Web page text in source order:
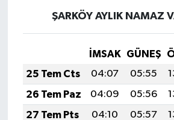
ŞARKÖY AYLIK NAMAZ
İMSAK GÜNEŞ
25 Tem Cts
04:07 05:55
26 Tem Paz
04:09 05:56
27 Tem Pts
04:10 05:57